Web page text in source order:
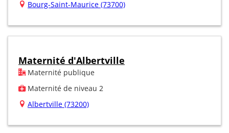
Bourg-Saint-Maurice (73700)
Maternité d'Albertville
Maternité publique
Maternité de niveau 2
Albertville (73200)